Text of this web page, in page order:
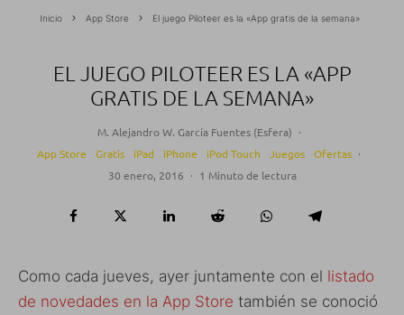
Inicio App Store El juego Piloteer es la «App gratis de la semana»
EL JUEGO PILOTEER ES LA «APP
GRATIS DE LA SEMANA»
M. Alejandro W. García Fuentes (Esfera) ·
App Store
Gratis iPad iPhone iPod Touch Juegos Ofertas ·
30 enero, 2016 · 1 Minuto de lectura
Como cada jueves, ayer juntamente con el listado
de novedades en la App Store también se conoció